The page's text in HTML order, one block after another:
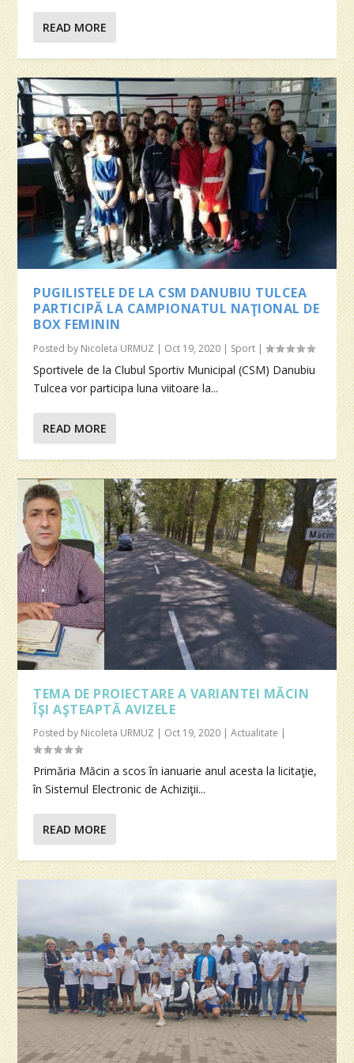
READ MORE
PUGILISTELE DE LA CSM DANUBIU TULCEA
PARTICIPĂ LA CAMPIONATUL NAŢIONAL DE
BOX FEMININ
Posted by Nicoleta URMUZ | Oct 19, 2020 | Sport |
Sportivele de la Clubul Sportiv Municipal (CSM) Danubiu
Tulcea vor participa luna viitoare la...
READ MORE
TEMA DE PROIECTARE A VARIANTEI MĂCIN
ÎŞI AŞTEAPTĂ AVIZELE
Posted by Nicoleta URMUZ | Oct 19, 2020 |Actualitate |
Primăria Măcin a scos în ianuarie anul acesta la licitaţie,
în Sistemul Electronic de Achiziţii...
READ MORE